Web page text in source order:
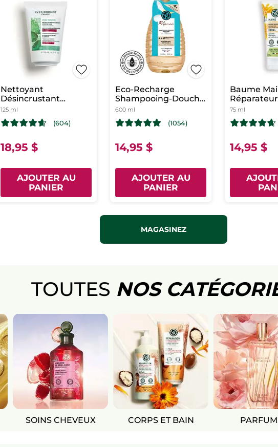
Nettoyant
Désincrustant
Imperfections
125 ml
(604)
18,95 $
AJOUTER AU
PANIER
Eco-Recharge
Shampooing-Douche
Monoï
600 ml
(1054)
14,95 $
AJOUTER AU
PANIER
Baume
Réparateur
75 ml
14,95 $
MAGASINEZ
TOUTES NOS
SOINS CHEVEUX CORPS ET BAIN